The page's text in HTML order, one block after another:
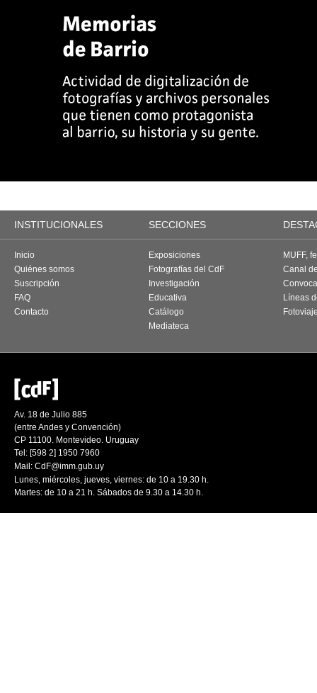
INSTITUCIONALES SECCIONES
Inicio
Quiénes somos
Suscripción
FAQ
Contacto
Exposiciones
Fotografías del CdF
Investigación
Educativa
Catálogo
Mediateca
MUFF,
Canal
Líneas
Av. 18 de Julio 885
(entre Andes y Convención)
CP 11100. Montevideo. Uruguay
Tel: [598 2] 1950 7960
Mail: CdF@imm.gub.uy
Lunes, miércoles, jueves, viernes: de 10 a 19.30 h.
Martes: de 10 a 21 h. Sábados de 9.30 a 14.30 h.